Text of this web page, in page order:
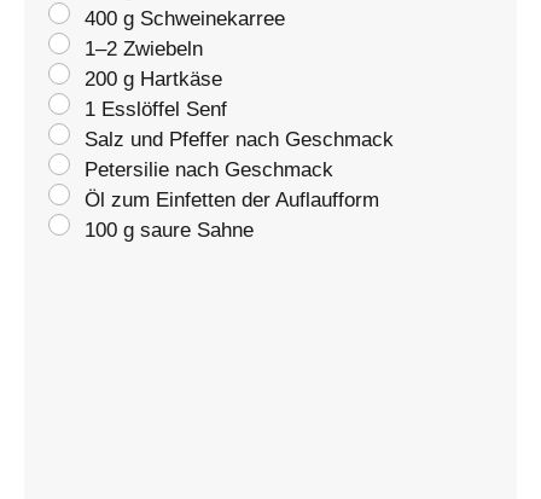
400 g Schweinekarree
1–2 Zwiebeln
200 g Hartkäse
1 Esslöffel Senf
Salz und Pfeffer nach Geschmack
Petersilie nach Geschmack
Öl zum Einfetten der Auflaufform
100 g saure Sahne